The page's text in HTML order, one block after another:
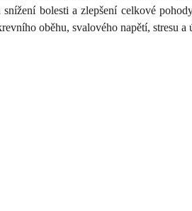
bolesti a zlepšení celkové
oběhu, svalového napětí, stresu a